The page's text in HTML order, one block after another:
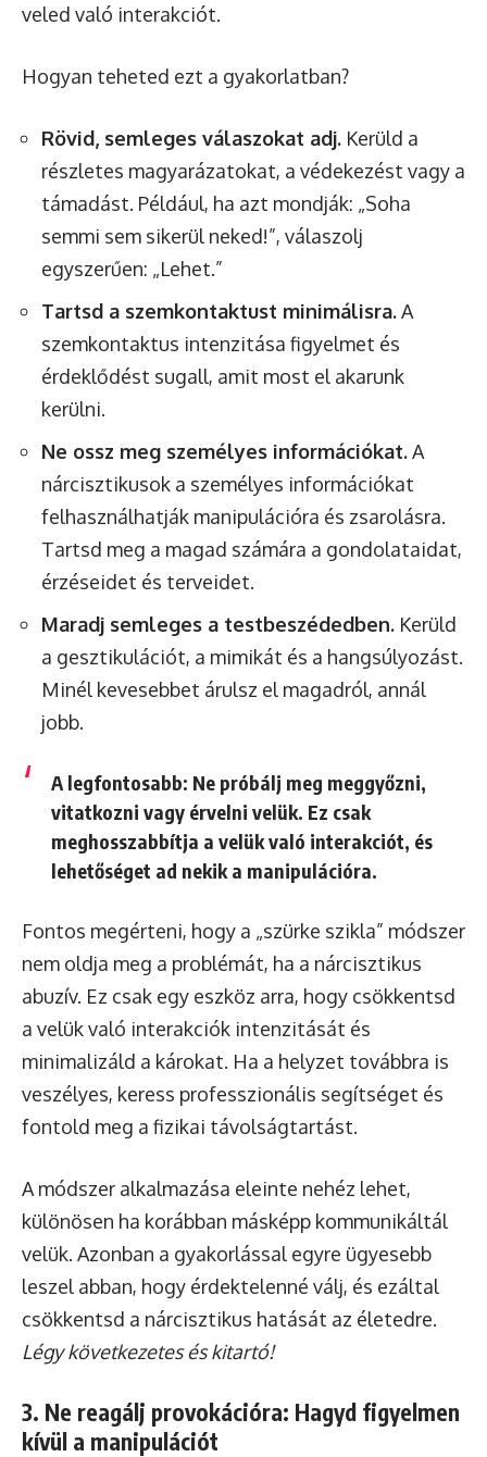
veled való interakciót.
Hogyan teheted ezt a gyakorlatban?
Rövid, semleges válaszokat adj. Kerüld a
részletes magyarázatokat, a védekezést vagy a
támadást. Például, ha azt mondják: „Soha
semmi sem sikerül neked!”, válaszolj
egyszerűen: „Lehet.”
Tartsd a szemkontaktust minimálisra.A
szemkontaktus intenzitása figyelmet és
érdeklődést sugall, amit most el akarunk
kerülni.
Ne ossz meg személyes információkat.A
nárcisztikusok a személyes információkat
felhasználhatják manipulációra és zsarolásra.
Tartsd meg a magad számára a gondolataidat,
érzéseidet és terveidet.
Maradj semleges a testbeszédedben. Kerüld
a gesztikulációt, a mimikát és a hangsúlyozást.
Minél kevesebbet árulsz el magadról, annál
jobb.
A legfontosabb: Ne próbálj meg meggyőzni,
vitatkozni vagy érvelni velük. Ez csak
meghosszabbítja a velük való interakciót, és
lehetőséget ad nekik a manipulációra.
Fontos megérteni, hogy a „szürke szikla” módszer
nem oldja meg a problémát, ha a nárcisztikus
abuzív. Ez csak egy eszköz arra, hogy csökkentsd
a velük való interakciók intenzitását és
minimalizáld a károkat. Ha a helyzet továbbra is
veszélyes, keress professzionális segítséget és
fontold meg a fizikai távolságtartást.
A módszer alkalmazása eleinte nehéz lehet,
különösen ha korábban másképp kommunikáltál
velük. Azonban a gyakorlással egyre ügyesebb
leszel abban, hogy érdektelenné válj, és ezáltal
csökkentsd a nárcisztikus hatását az életedre.
Légy következetes és kitartó!
3. Ne reagálj provokációra: Hagyd figyelmen
kívül a manipulációt